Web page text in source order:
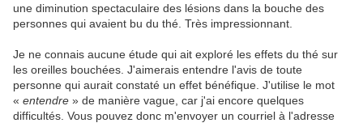
une diminution spectaculaire des lésions dans la bouche des
personnes qui avaient bu du thé. Très impressionnant.
Je ne connais aucune étude qui ait exploré les effets du thé sur
les oreilles bouchées. J'aimerais entendre l'avis de toute
personne qui aurait constaté un effet bénéfique. J'utilise le mot
« entendre » de manière vague, car j'ai encore quelques
difficultés. Vous pouvez donc m'envoyer un courriel à l'adresse